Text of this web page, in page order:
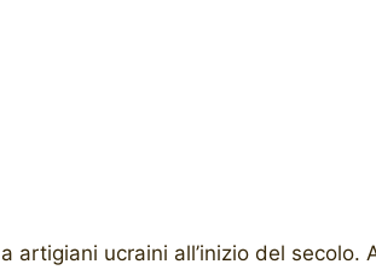
ucraini all’inizio del